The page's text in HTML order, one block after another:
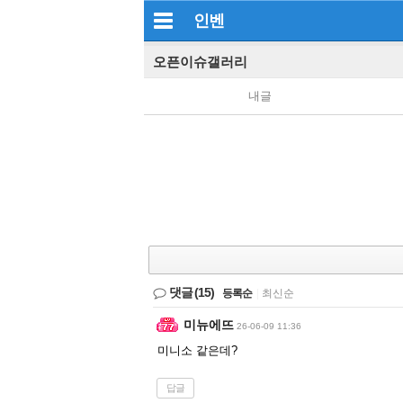
인벤
오픈이슈갤러리
내글
댓글(15) 등록순 최신순
미뉴에뜨 26-06-09 11:36
미니소 같은데?
답글